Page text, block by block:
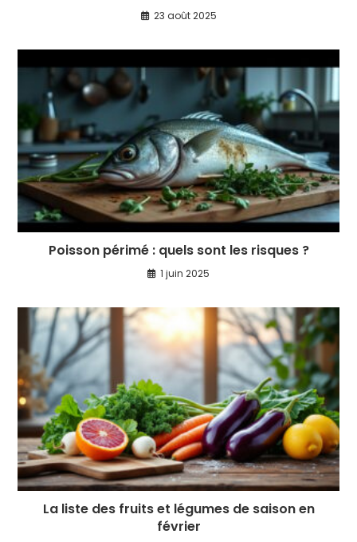
23 août 2025
Poisson périmé : quels sont les risques ?
1 juin 2025
La liste des fruits et légumes de saison en
février